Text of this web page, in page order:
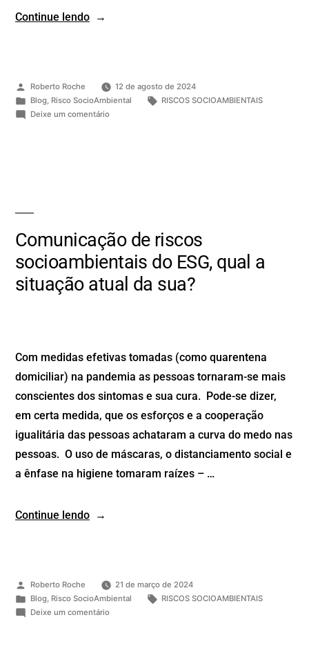
Continue lendo
Roberto Roche
12 de agosto de 2024
Blog, Risco SocioAmbiental
RISCOS SOCIOAMBIENTAIS
Deixe um comentário
Comunicação de riscos
socioambientais do ESG, qual a
situação atual da sua?
Com medidas efetivas tomadas (como quarentena
domiciliar) na pandemia as pessoas tornaram-se mais
conscientes dos sintomas e sua cura. Pode-se dizer,
em certa medida, que os esforços e a cooperação
igualitária das pessoas achataram a curva do medo nas
pessoas. O uso de máscaras, o distanciamento social e
a ênfase na higiene tomaram raízes – …
Continue lendo
Roberto Roche
21 de março de 2024
Blog, Risco SocioAmbiental
RISCOS SOCIOAMBIENTAIS
Deixe um comentário